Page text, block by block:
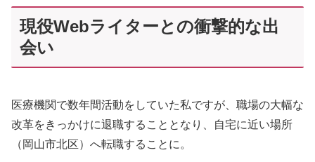
現役Webライターとの衝撃的な出
会い
医療機関で数年間活動をしていた私ですが、職場の大幅な
改革をきっかけに退職することとなり、自宅に近い場所
（岡山市北区）へ転職することに。